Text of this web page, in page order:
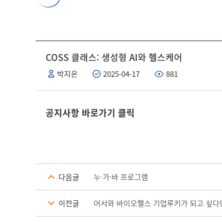
COSS 클래스: 생성형 AI와 헬스케어
박지은 2025-04-17 881
공지사항 바로가기 클릭
다음글 누·가·바 프로그램
이전글 어서와 바이오헬스 기업루키가 되고 싶